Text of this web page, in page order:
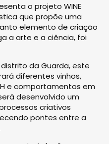
o projeto WINE
que propõe uma
elemento de criação
a arte e a ciência, foi
da Guarda, este
diferentes vinhos,
e comportamentos em
desenvolvido um
criativos
pontes entre a